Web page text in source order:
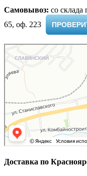
Самовывоз: cо склада
65, оф. 223 ​
Доставка по